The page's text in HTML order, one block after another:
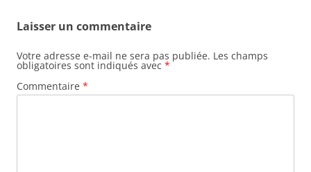
Laisser un commentaire
Votre adresse e-mail ne sera pas publiée. Les champs
obligatoires sont indiqués avec *
Commentaire *